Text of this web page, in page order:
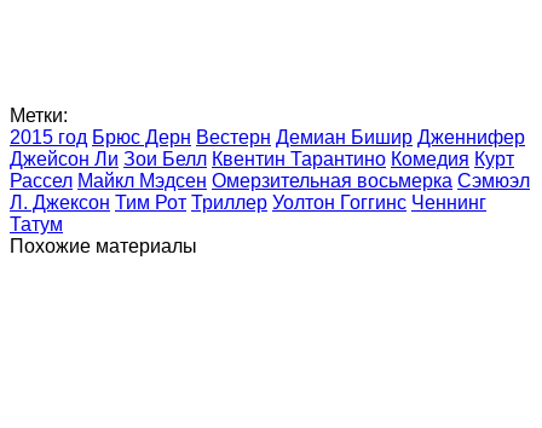
Метки:
2015 год Брюс Дерн Вестерн Демиан Бишир Дженнифер
Джейсон Ли Зои Белл Квентин Тарантино Комедия Курт
Рассел Майкл Мэдсен Омерзительная восьмерка Сэмюэл
Л. Джексон Тим Рот Триллер Уолтон Гоггинс Ченнинг
Татум
Похожие материалы